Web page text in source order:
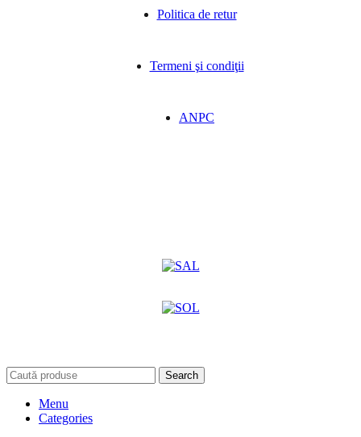
Politica de retur
Termeni şi condiţii
ANPC
Search
Menu
Categories